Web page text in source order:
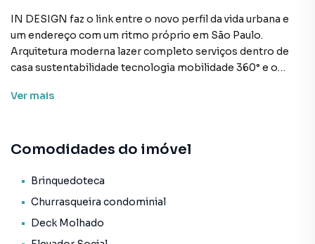
IN DESIGN faz o link entre o novo perfil da vida urbana e
um endereço com um ritmo próprio em São Paulo.
Arquitetura moderna lazer completo serviços dentro de
casa sustentabilidade tecnologia mobilidade 360° e o
possibilidade de morar no Ipiranga a 4 min. do Parque da
e Vila Mariana. Preço e disponibilidade do imóvel sujeitos a
Características:
• Brinquedoteca
Ver mais
Comodidades do imóvel
Brinquedoteca
Churrasqueira condominial
Deck Molhado